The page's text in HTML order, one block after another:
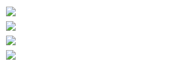
【注意事項】
1.本服務係由「台灣大哥大股份有限公司」（以下
用戶於交易時，得透過本服務購買商品或服務，並
買賣價金債權讓與本公司後，依約使用本公司帳單
2.基於同意付款使用「大哥付你分期」之契約關係
３．收到繳費通知簡訊後14天內，點擊此簡訊中的
ATM／網路銀行／等多元方式進行付款，方視為交
※ 請注意：結帳手續完成當下不需立刻繳費，但若
購買商品的店家。未經商家同意取消之訂單仍視為
後付繳納相關費用。
每筆NT$70，滿NT$1,000(含以上)免運費
宅配
每筆NT$100，滿NT$1,200(含以上)免運費